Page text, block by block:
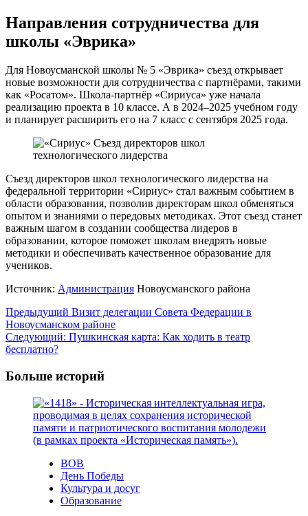
Направления сотрудничества для
школы «Эврика»
Для Новоусманской школы № 5 «Эврика» съезд открывает
новые возможности для сотрудничества с партнёрами, такими
как «Росатом». Школа-партнёр «Сириуса» уже начала
реализацию проекта в 10 классе. А в 2024–2025 учебном году
и планирует расширить его на 7 класс с сентября 2025 года.
Съезд директоров школ технологического лидерства на
федеральной территории «Сириус» стал важным событием в
области образования, позволив директорам школ обменяться
опытом и знаниями о передовых методиках. Этот съезд станет
важным шагом в создании сообщества лидеров в
образовании, которое поможет школам внедрять новые
методики и обеспечивать качественное образование для
учеников.
Источник: Администрация Новоусманского района
Навигация
записи
Предыдущий Визит делегации Совета Федерации в
Новоусманском районе
Следующий: Пушкинская карта: Как ходить в театр
бесплатно?
Больше историй
ВОВ
День Победы
Культура и досуг
Образование